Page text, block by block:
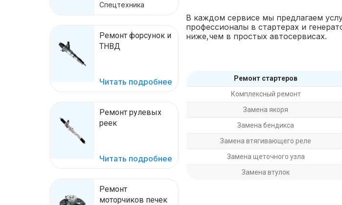
Спецтехника
Ремонт форсунок и
ТНВД
Читать подробнее
Ремонт рулевых
реек
Читать подробнее
Ремонт
моторчиков печек
В каждом сервисе мы предлагаем
профессионалы в стартерах и
ниже,чем в простых автосервисах.
Ремонт стартеров
Комплексный ремонт
Замена якоря
Замена бендикса
Замена втягивающего реле
Замена щеточного узла
Замена втулок